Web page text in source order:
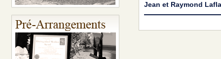
Jean et Raymond